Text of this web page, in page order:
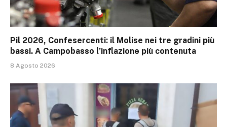
Pil 2026, Confesercenti: il Molise nei tre gradini più
bassi. A Campobasso l’inflazione più contenuta
8 Agosto 2026